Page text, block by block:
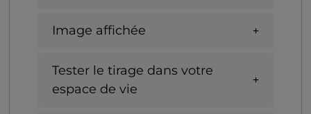
Image affichée
Tester le tirage dans votre
espace de vie